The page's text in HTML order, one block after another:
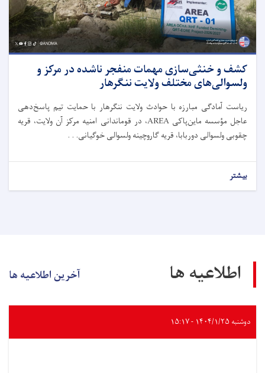
کشف و خنثی‌سازی مهمات منفجر ناشده در مرکز و
ولسوالی‌های مختلف ولایت ننگرهار
ریاست آمادگی مبارزه با حوادث ولایت ننگرهار با حمایت تیم پاسخ‌دهی
عاجل مؤسسه ماین‌پاکی AREA، در قوماندانی امنیه مرکز آن ولایت، قریه
چقو‌بی ولسوالی دوربابا، قریه گاروچینه ولسوالی خوگیانی. . .
بیشتر
اطلاعیه ها آخرین اطلاعیه ها
دوشنبه ۱۴۰۴/۱/۲۵ - ۱۵:۱۷